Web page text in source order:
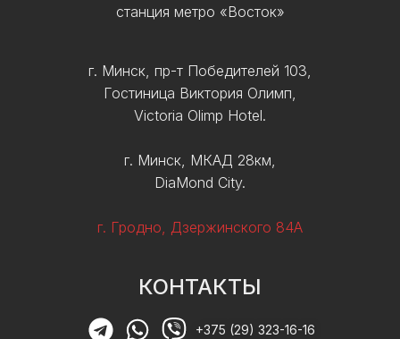
станция метро «Восток»
г. Минск, пр-т Победителей 103,
Гостиница Виктория Олимп,
Victoria Olimp Hotel.
г. Минск, МКАД 28км,
DiaMond City.
г. Гродно, Дзержинского 84А
КОНТАКТЫ
+375 (29) 323-16-16